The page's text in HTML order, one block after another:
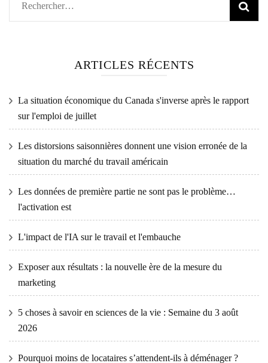
Rechercher :
ARTICLES RÉCENTS
La situation économique du Canada s'inverse après le rapport
sur l'emploi de juillet
Les distorsions saisonnières donnent une vision erronée de la
situation du marché du travail américain
Les données de première partie ne sont pas le problème…
l'activation est
L'impact de l'IA sur le travail et l'embauche
Exposer aux résultats : la nouvelle ère de la mesure du
marketing
5 choses à savoir en sciences de la vie : Semaine du 3 août
2026
Pourquoi moins de locataires s’attendent-ils à déménager ?